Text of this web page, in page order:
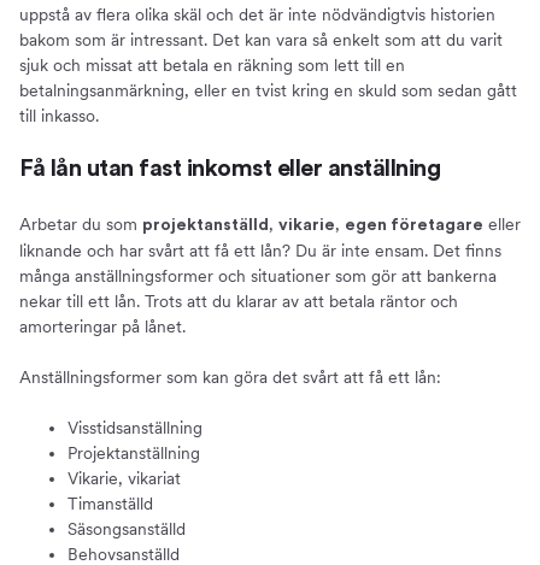
uppstå av flera olika skäl och det är inte nödvändigtvis historien
bakom som är intressant. Det kan vara så enkelt som att du varit
sjuk och missat att betala en räkning som lett till en
betalningsanmärkning, eller en tvist kring en skuld som sedan gått
till inkasso.
Få lån utan fast inkomst eller anställning
Arbetar du som projektanställd , vikarie, egen företagare eller
liknande och har svårt att få ett lån? Du är inte ensam. Det finns
många anställningsformer och situationer som gör att bankerna
nekar till ett lån. Trots att du klarar av att betala räntor och
amorteringar på lånet.
Anställningsformer som kan göra det svårt att få ett lån:
Visstidsanställning
Projektanställning
Vikarie, vikariat
Timanställd
Säsongsanställd
Behovsanställd